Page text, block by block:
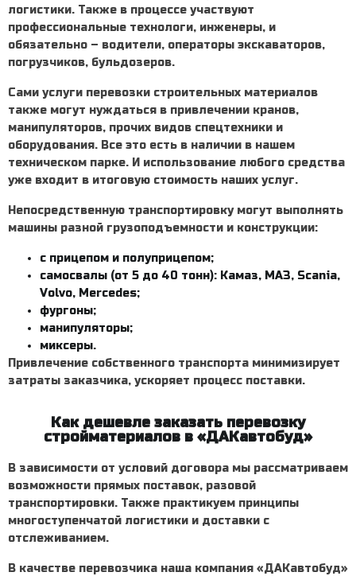
логистики. Также в процессе участвуют
профессиональные технологи, инженеры, и
обязательно – водители, операторы экскаваторов,
погрузчиков, бульдозеров.
Сами услуги перевозки строительных материалов
также могут нуждаться в привлечении кранов,
манипуляторов, прочих видов спецтехники и
оборудования. Все это есть в наличии в нашем
техническом парке. И использование любого средства
уже входит в итоговую стоимость наших услуг.
Непосредственную транспортировку могут выполнять
машины разной грузоподъемности и конструкции:
с прицепом и полуприцепом;
самосвалы (от 5 до 40 тонн): Камаз, МАЗ, Scania,
Volvo, Mercedes;
фургоны;
манипуляторы;
миксеры.
Привлечение собственного транспорта минимизирует
затраты заказчика, ускоряет процесс поставки.
Как дешевле заказать перевозку
стройматериалов в «ДАКавтобуд»
В зависимости от условий договора мы рассматриваем
возможности прямых поставок, разовой
транспортировки. Также практикуем принципы
многоступенчатой логистики и доставки с
отслеживанием.
В качестве перевозчика наша компания «ДАКавтобуд»